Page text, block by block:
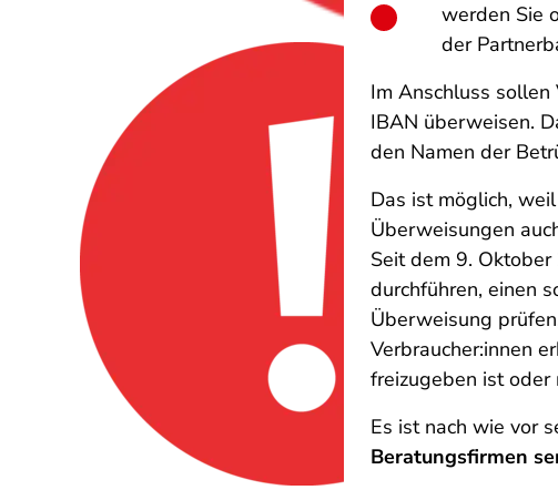
werden Sie
der
Im Anschluss
IBAN überweisen.
den Namen der
Das ist möglich,
Überweisungen
Seit dem 9.
durchführen, einen
Überweisung
Verbraucher:innen
freizugeben ist oder
Es ist nach wie vor
Beratungsfirmen